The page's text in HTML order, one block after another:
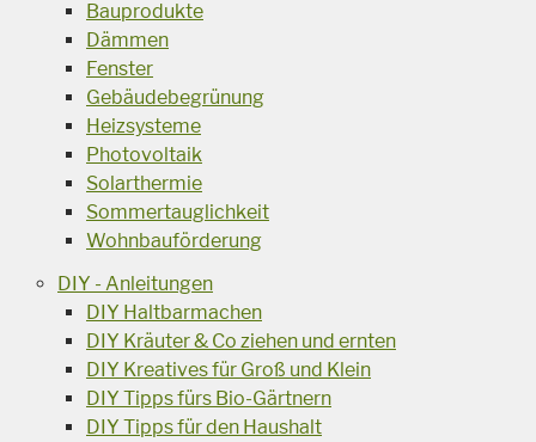
Bauprodukte
Dämmen
Fenster
Gebäudebegrünung
Heizsysteme
Photovoltaik
Solarthermie
Sommertauglichkeit
Wohnbauförderung
DIY - Anleitungen
DIY Haltbarmachen
DIY Kräuter & Co ziehen und ernten
DIY Kreatives für Groß und Klein
DIY Tipps fürs Bio-Gärtnern
DIY Tipps für den Haushalt